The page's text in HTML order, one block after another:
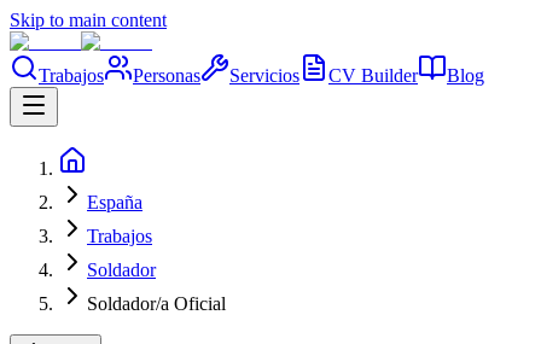
Skip to main content
Trabajos Personas Servicios CV Builder Blog
España
Trabajos
Soldador
Soldador/a Oficial